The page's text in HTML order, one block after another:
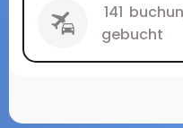
141
gebucht